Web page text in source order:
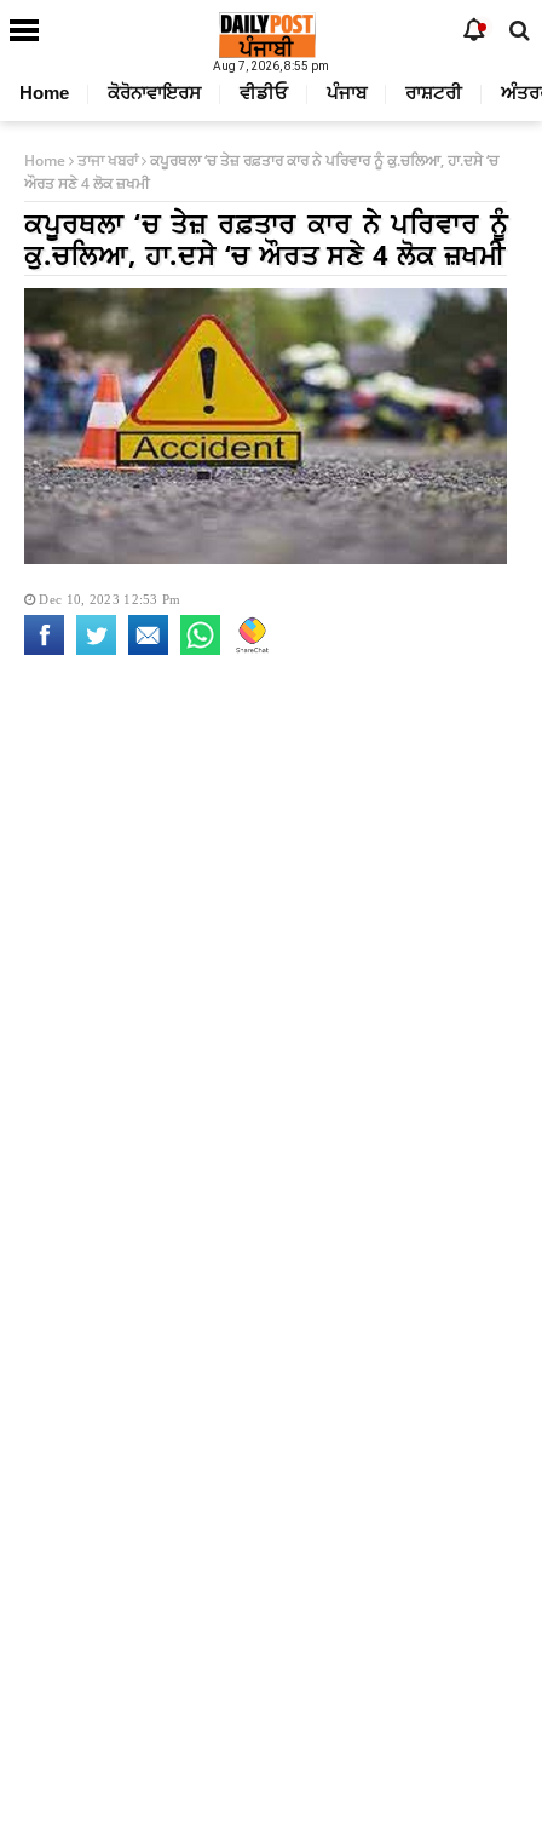
Aug 7, 2026, 8:55 pm
Home ਕੋਰੋਨਾਵਾਇਰਸ ਵੀਡੀਓ ਪੰਜਾਬ ਰਾਸ਼ਟਰੀ
Home ਤਾਜਾ ਖਬਰਾਂ ਕਪੂਰਥਲਾ ‘ਚ ਤੇਜ਼ ਰਫ਼ਤਾਰ ਕਾਰ ਨੇ ਪਰਿਵਾਰ ਨੂੰ ਕੁ.ਚਲਿਆ, ਹਾ.ਦਸੇ ‘ਚ
ਔਰਤ ਸਣੇ 4 ਲੋਕ ਜ਼ਖਮੀ
ਕਪੂਰਥਲਾ ‘ਚ ਤੇਜ਼ ਰਫ਼ਤਾਰ ਕਾਰ ਨੇ ਪਰਿਵਾਰ ਨੂੰ
ਕੁ.ਚਲਿਆ, ਹਾ.ਦਸੇ ‘ਚ ਔਰਤ ਸਣੇ 4 ਲੋਕ ਜ਼ਖਮੀ
Dec 10, 2023 12:53 Pm